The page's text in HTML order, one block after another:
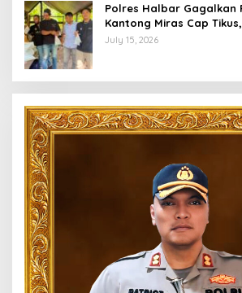
Polres Halbar Gagalkan
Kantong Miras Cap
Perkebunan Desa Tosoa
July 15, 2026